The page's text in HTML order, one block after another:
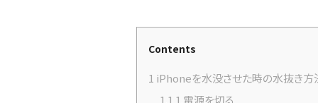
Contents
1 iPhoneを水没させた時の水抜き方
1.1 1.電源を切る